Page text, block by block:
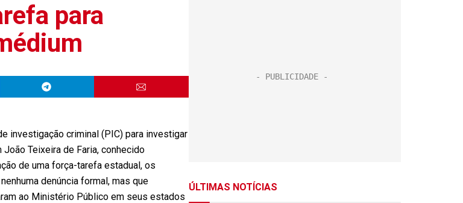
para
investigação criminal (PIC) para investigar
Teixeira de Faria, conhecido
de uma força-tarefa estadual, os
denúncia formal, mas que
ao Ministério Público em seus estados